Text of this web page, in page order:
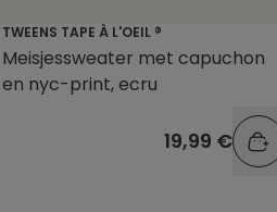
TWEENS TAPE À L'OEIL ®
Meisjessweater met capuchon
en nyc-print, ecru
19,99 €